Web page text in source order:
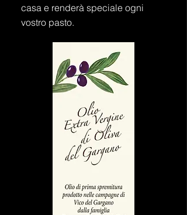
casa e renderà speciale ogni
vostro pasto.